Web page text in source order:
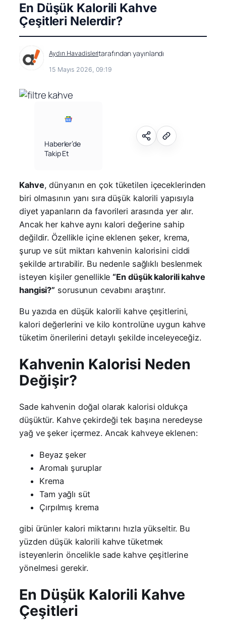
En Düşük Kalorili Kahve
Çeşitleri Nelerdir?
Aydın Havadisleritarafından yayınlandı
15 Mayıs 2026, 09:19
Haberler’de
Takip Et
Kahve, dünyanın en çok tüketilen içeceklerinden
biri olmasının yanı sıra düşük kalorili yapısıyla
diyet yapanların da favorileri arasında yer alır.
Ancak her kahve aynı kalori değerine sahip
değildir. Özellikle içine eklenen şeker, krema,
şurup ve süt miktarı kahvenin kalorisini ciddi
şekilde artırabilir. Bu nedenle sağlıklı beslenmek
isteyen kişiler genellikle “En düşük kalorili kahve
hangisi?” sorusunun cevabını araştırır.
Bu yazıda en düşük kalorili kahve çeşitlerini,
kalori değerlerini ve kilo kontrolüne uygun kahve
tüketim önerilerini detaylı şekilde inceleyeceğiz.
Kahvenin Kalorisi Neden
Değişir?
Sade kahvenin doğal olarak kalorisi oldukça
düşüktür. Kahve çekirdeği tek başına neredeyse
yağ ve şeker içermez. Ancak kahveye eklenen:
Beyaz şeker
Aromalı şuruplar
Krema
Tam yağlı süt
Çırpılmış krema
gibi ürünler kalori miktarını hızla yükseltir. Bu
yüzden düşük kalorili kahve tüketmek
isteyenlerin öncelikle sade kahve çeşitlerine
yönelmesi gerekir.
En Düşük Kalorili Kahve
Çeşitleri